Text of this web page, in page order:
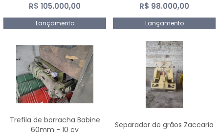
R$ 105.000,00
Lançamento
R$ 98.000,00
Lançamento
Trefila de borracha Babine
60mm - 10 cv
Separador de grãos Zaccaria